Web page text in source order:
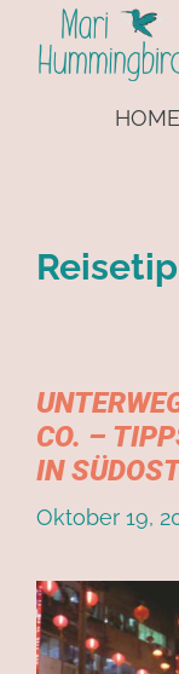
HOME
CO. –
IN
Oktober 19,